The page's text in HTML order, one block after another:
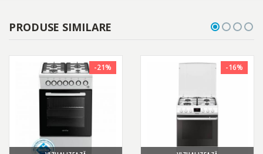
PRODUSE SIMILARE
-21% -16%